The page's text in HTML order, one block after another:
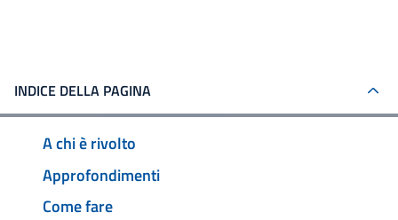
INDICE DELLA PAGINA
A chi è rivolto
Approfondimenti
Come fare